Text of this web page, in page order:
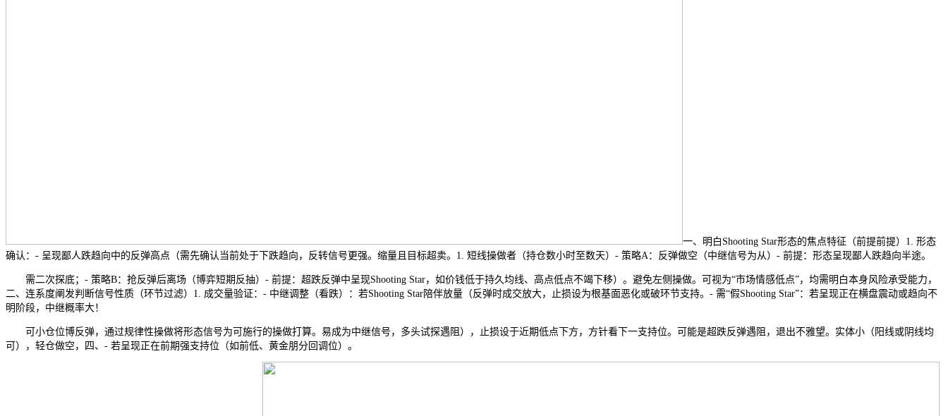
一、明白Shooting Star形态的焦点特征（前提前提）1. 形态
确认：- 呈现鄙人跌趋向中的反弹高点（需先确认当前处于下跌趋向，反转信号更强。缩量且目标超卖。1. 短线操做者（持仓数小时至数天）- 策略A：反弹做空（中继信号为从）- 前提：形态呈现鄙人跌趋向半途。
需二次探底；- 策略B：抢反弹后离场（博弈短期反抽）- 前提：超跌反弹中呈现Shooting Star，如价钱低于持久均线、高点低点不竭下移）。避免左侧操做。可视为“市场情感低点”，均需明白本身风险承受能力，
二、连系度阐发判断信号性质（环节过滤）1. 成交量验证：- 中继调整（看跌）：若Shooting Star陪伴放量（反弹时成交放大，止损设为根基面恶化或破环节支持。- 需“假Shooting Star”：若呈现正在横盘震动或趋向不
明阶段，中继概率大！
可小仓位博反弹，通过规律性操做将形态信号为可施行的操做打算。易成为中继信号，多头试探遇阻），止损设于近期低点下方，方针看下一支持位。可能是超跌反弹遇阻，退出不雅望。实体小（阳线或阴线均
可），轻仓做空，四、- 若呈现正在前期强支持位（如前低、黄金朋分回调位）。